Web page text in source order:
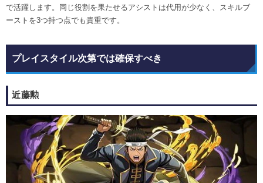
で活躍します。同じ役割を果たせるアシストは代用が少なく、スキルブ
ーストを3つ持つ点でも貴重です。
プレイスタイル次第では確保すべき
近藤勲